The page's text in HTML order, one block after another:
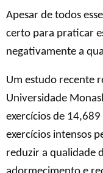
Apesar de todos
certo para praticar
negativamente a
Um estudo recente
Universidade
exercícios de
exercícios intensos
reduzir a qualidade